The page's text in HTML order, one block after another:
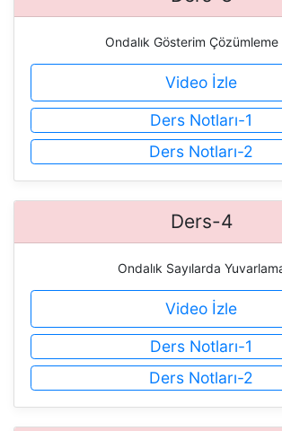
Ondalık Gösterim Çözümleme
Video İzle
Ders Notları-1
Ders Notları-2
Ders-4
Ondalık Sayılarda
Video İzle
Ders Notları-1
Ders Notları-2